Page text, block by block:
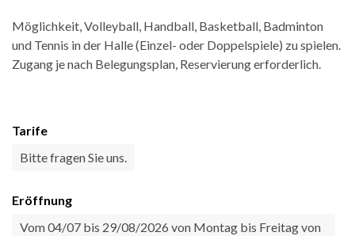
Möglichkeit, Volleyball, Handball, Basketball, Badminton
und Tennis in der Halle (Einzel- oder Doppelspiele) zu spielen.
Zugang je nach Belegungsplan, Reservierung erforderlich.
Tarife
Bitte fragen Sie uns.
Eröffnung
Vom 04/07 bis 29/08/2026 von Montag bis Freitag von